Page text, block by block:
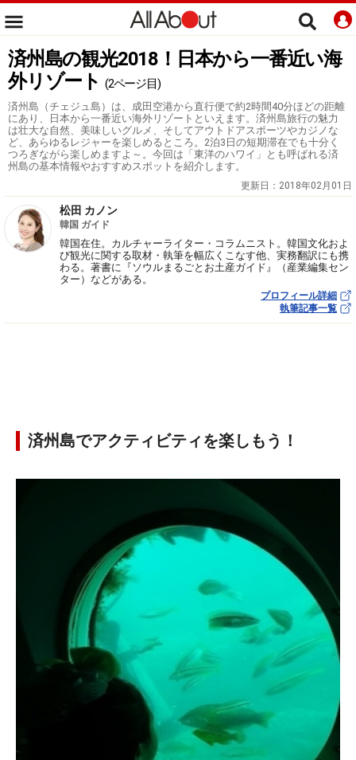
済州島の観光2018！日本から一番近い海
外リゾート (2ページ目)
済州島（チェジュ島）は、成田空港から直行便で約2時間40分ほどの距離
にあり、日本から一番近い海外リゾートといえます。済州島旅行の魅力
は壮大な自然、美味しいグルメ、そしてアウトドアスポーツやカジノな
ど、あらゆるレジャーを楽しめるところ。2泊3日の短期滞在でも十分く
つろぎながら楽しめますよ～。今回は「東洋のハワイ」とも呼ばれる済
州島の基本情報やおすすめスポットを紹介します。
更新日： 2018年02月01日
松田 カノン
韓国 ガイド
韓国在住。カルチャーライター・コラムニスト。韓国文化およ
び観光に関する取材・執筆を幅広くこなす他、実務翻訳にも携
わる。著書に『ソウルまるごとお土産ガイド』（産業編集セン
ター）などがある。
プロフィール詳細
執筆記事一覧
済州島でアクティビティを楽しもう！